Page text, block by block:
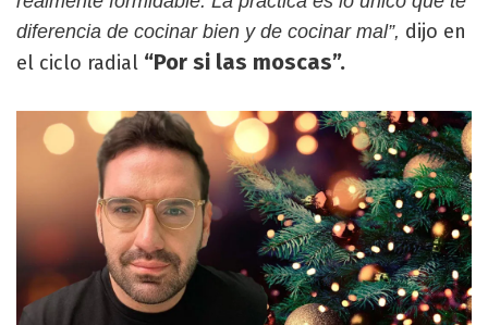
diferencia de cocinar bien y de cocinar mal”, dijo en
el ciclo radial “Por si las moscas”.